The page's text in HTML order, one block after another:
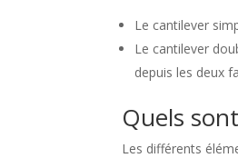
Le cantilever
Le cantilever
depuis les deux
Quels
Les différents